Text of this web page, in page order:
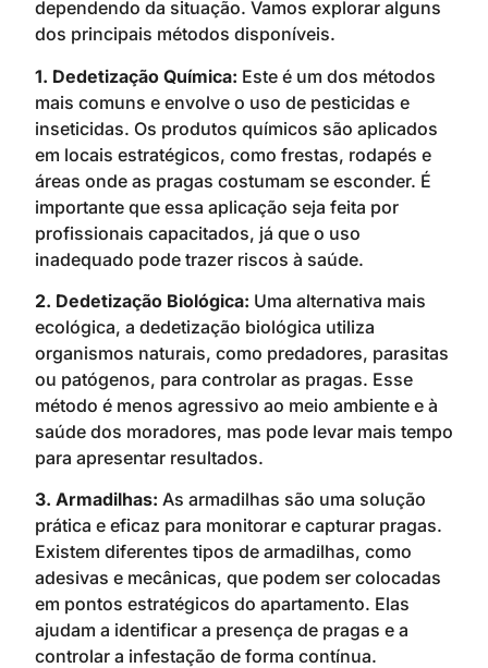
dependendo da situação. Vamos explorar alguns
dos principais métodos disponíveis.
1. Dedetização Química: Este é um dos métodos
mais comuns e envolve o uso de pesticidas e
inseticidas. Os produtos químicos são aplicados
em locais estratégicos, como frestas, rodapés e
áreas onde as pragas costumam se esconder. É
importante que essa aplicação seja feita por
profissionais capacitados, já que o uso
inadequado pode trazer riscos à saúde.
2. Dedetização Biológica: Uma alternativa mais
ecológica, a dedetização biológica utiliza
organismos naturais, como predadores, parasitas
ou patógenos, para controlar as pragas. Esse
método é menos agressivo ao meio ambiente e à
saúde dos moradores, mas pode levar mais tempo
para apresentar resultados.
3. Armadilhas: As armadilhas são uma solução
prática e eficaz para monitorar e capturar pragas.
Existem diferentes tipos de armadilhas, como
adesivas e mecânicas, que podem ser colocadas
em pontos estratégicos do apartamento. Elas
ajudam a identificar a presença de pragas e a
controlar a infestação de forma contínua.